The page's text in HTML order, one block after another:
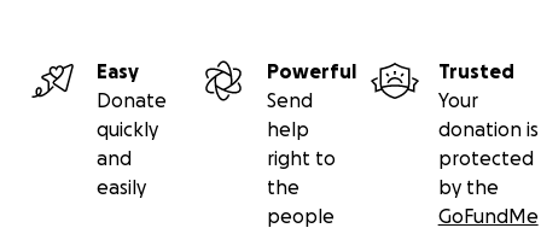
Easy
Donate
quickly
and
easily
Powerful
Send
help
right to
the
people
Trusted
Your
donation is
protected
by the
GoFundMe